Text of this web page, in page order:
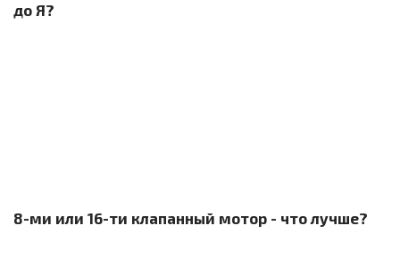
до Я?
8-ми или 16-ти клапанный мотор - что лучше?